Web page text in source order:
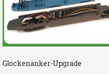
Glockenanker-Upgrade